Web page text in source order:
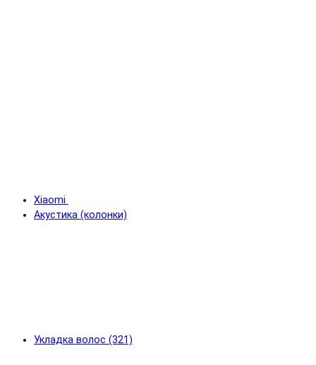
Xiaomi
Акустика (колонки)
Укладка волос (321)